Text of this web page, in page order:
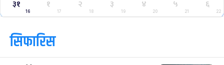
३१
16
१
17
२
18
३
19
४
20
५
21
६
22
सिफारिस